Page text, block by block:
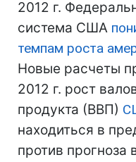
2012 г.
система США
темпам роста
Новые расчеты
2012 г. рост
продукта (ВВП)
находиться в
против прогноза